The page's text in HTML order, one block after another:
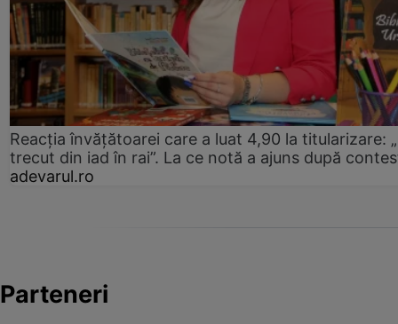
Reacția învățătoarei care a luat 4,90 la titularizare:
trecut din iad în rai”. La ce notă a ajuns după
adevarul.ro
Parteneri